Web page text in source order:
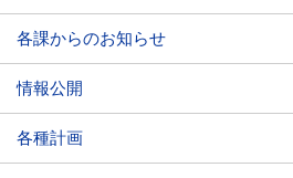
各課からのお知らせ
情報公開
各種計画